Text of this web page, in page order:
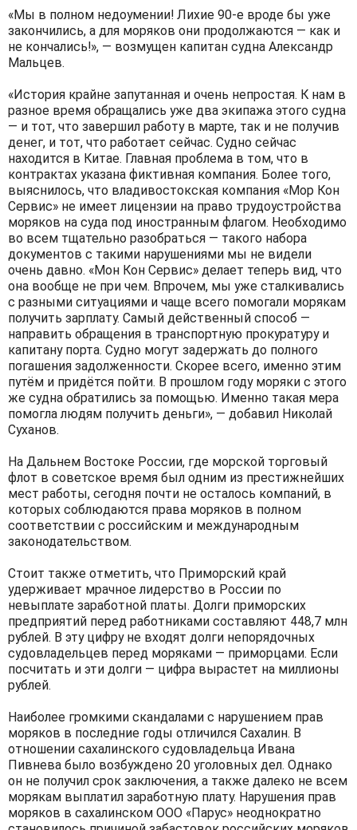
«Мы в полном недоумении! Лихие 90-е вроде бы уже
закончились, а для моряков они продолжаются — как и
не кончались!», — возмущен капитан судна Александр
Мальцев.
«История крайне запутанная и очень непростая. К нам в
разное время обращались уже два экипажа этого судна
— и тот, что завершил работу в марте, так и не получив
денег, и тот, что работает сейчас. Судно сейчас
находится в Китае. Главная проблема в том, что в
контрактах указана фиктивная компания. Более того,
выяснилось, что владивостокская компания «Мор Кон
Сервис» не имеет лицензии на право трудоустройства
моряков на суда под иностранным флагом. Необходимо
во всем тщательно разобраться — такого набора
документов с такими нарушениями мы не видели
очень давно. «Мон Кон Сервис» делает теперь вид, что
она вообще не при чем. Впрочем, мы уже сталкивались
с разными ситуациями и чаще всего помогали морякам
получить зарплату. Самый действенный способ —
направить обращения в транспортную прокуратуру и
капитану порта. Судно могут задержать до полного
погашения задолженности. Скорее всего, именно этим
путём и придётся пойти. В прошлом году моряки с этого
же судна обратились за помощью. Именно такая мера
помогла людям получить деньги», — добавил Николай
Суханов.
На Дальнем Востоке России, где морской торговый
флот в советское время был одним из престижнейших
мест работы, сегодня почти не осталось компаний, в
которых соблюдаются права моряков в полном
соответствии с российским и международным
законодательством.
Стоит также отметить, что Приморский край
удерживает мрачное лидерство в России по
невыплате заработной платы. Долги приморских
предприятий перед работниками составляют 448,7 млн
рублей. В эту цифру не входят долги непорядочных
судовладельцев перед моряками — приморцами. Если
посчитать и эти долги — цифра вырастет на миллионы
рублей.
Наиболее громкими скандалами с нарушением прав
моряков в последние годы отличился Сахалин. В
отношении сахалинского судовладельца Ивана
Пивнева было возбуждено 20 уголовных дел. Однако
он не получил срок заключения, а также далеко не всем
морякам выплатил заработную плату. Нарушения прав
моряков в сахалинском ООО «Парус» неоднократно